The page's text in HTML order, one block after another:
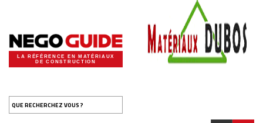
LA RÉFÉRENCE EN MATÉRIAUX
DE CONSTRUCTION
QUE RECHERCHEZ VOUS ?